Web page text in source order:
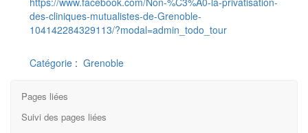
des-cliniques-mutualistes-de-Grenoble-
104142284329113/?modal=admin_todo_tour
Catégorie : Grenoble
Pages liées
Suivi des pages liées